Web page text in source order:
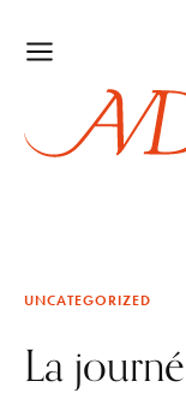
UNCATEGORIZED
La